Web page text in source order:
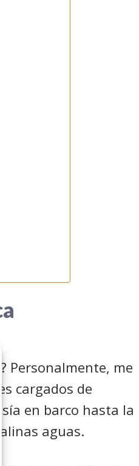
Personalmente, me
cargados de
en barco hasta la
aguas.